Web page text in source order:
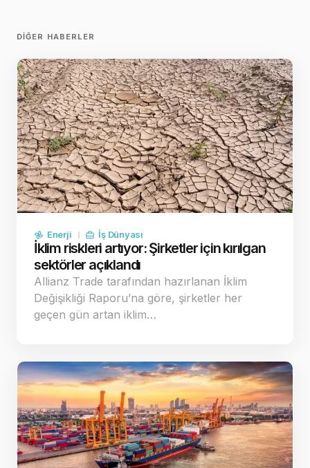
DIĞER HABERLER
Enerji İş Dünyası
İklim riskleri artıyor: Şirketler için kırılgan
sektörler açıklandı
Allianz Trade tarafından hazırlanan İklim
Değişikliği Raporu’na göre, şirketler her
geçen gün artan iklim…